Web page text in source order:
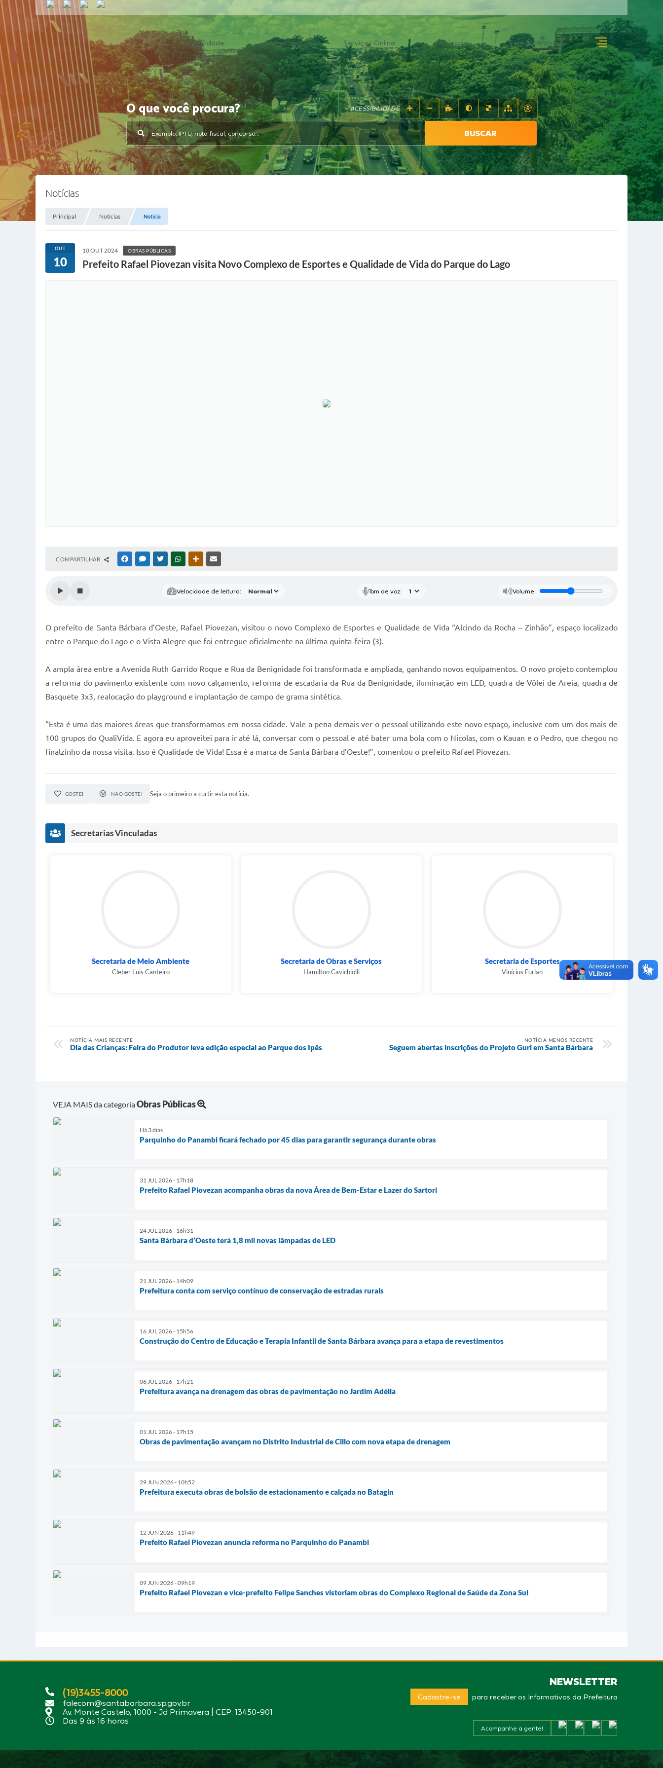
A Cidade Secretarias Serviços Online Ouvidoria Transparência
O que você procura?
BUSCAR
ACESSIBILIDADE
Notícias
Principal Notícias Notícia
OUT
10
10 OUT 2024 OBRAS PÚBLICAS
Prefeito Rafael Piovezan visita Novo Complexo de Esportes e Qualidade de Vida do Parque do Lago
COMPARTILHAR FACEBOOKMESSENGER
TWITTERWHATSAPPOUTRAS MÍDIAS
Velocidade de leitura: Tom de voz: Volume
O prefeito de Santa Bárbara d’Oeste, Rafael Piovezan, visitou o novo Complexo de Esportes e Qualidade de Vida “Alcindo da Rocha – Zinhão”, espaço localizado
entre o Parque do Lago e o Vista Alegre que foi entregue oficialmente na última quinta-feira (3).
A ampla área entre a Avenida Ruth Garrido Roque e Rua da Benignidade foi transformada e ampliada, ganhando novos equipamentos. O novo projeto contemplou
a reforma do pavimento existente com novo calçamento, reforma de escadaria da Rua da Benignidade, iluminação em LED, quadra de Vôlei de Areia, quadra de
Basquete 3x3, realocação do playground e implantação de campo de grama sintética.
“Esta é uma das maiores áreas que transformamos em nossa cidade. Vale a pena demais ver o pessoal utilizando este novo espaço, inclusive com um dos mais de
100 grupos do QualiVida. E agora eu aproveitei para ir até lá, conversar com o pessoal e até bater uma bola com o Nicolas, com o Kauan e o Pedro, que chegou no
finalzinho da nossa visita. Isso é Qualidade de Vida! Essa é a marca de Santa Bárbara d’Oeste!”, comentou o prefeito Rafael Piovezan.
GOSTEI NÃO GOSTEI Seja o primeiro a curtir esta notícia.
Secretarias Vinculadas
Secretaria de Meio Ambiente
Cleber Luis Canteiro
Secretaria de Obras e Serviços
Hamilton Cavichiolli
Secretaria de Esportes
Vinícius Furlan
NOTÍCIA MAIS RECENTE
Dia das Crianças: Feira do Produtor leva edição especial ao Parque dos Ipês
NOTÍCIA MENOS RECENTE
Seguem abertas inscrições do Projeto Guri em Santa Bárbara
VEJA MAIS da categoriaObras Públicas
Há 3 dias
Parquinho do Panambi ficará fechado por 45 dias para garantir segurança durante obras
31 JUL 2026 - 17h18
Prefeito Rafael Piovezan acompanha obras da nova Área de Bem-Estar e Lazer do Sartori
24 JUL 2026 - 16h31
Santa Bárbara d’Oeste terá 1,8 mil novas lâmpadas de LED
21 JUL 2026 - 14h09
Prefeitura conta com serviço contínuo de conservação de estradas rurais
16 JUL 2026 - 15h56
Construção do Centro de Educação e Terapia Infantil de Santa Bárbara avança para a etapa de revestimentos
06 JUL 2026 - 17h21
Prefeitura avança na drenagem das obras de pavimentação no Jardim Adélia
01 JUL 2026 - 17h15
Obras de pavimentação avançam no Distrito Industrial de Cillo com nova etapa de drenagem
29 JUN 2026 - 10h52
Prefeitura executa obras de bolsão de estacionamento e calçada no Batagin
12 JUN 2026 - 11h49
Prefeito Rafael Piovezan anuncia reforma no Parquinho do Panambi
09 JUN 2026 - 09h19
Prefeito Rafael Piovezan e vice-prefeito Felipe Sanches vistoriam obras do Complexo Regional de Saúde da Zona Sul
(19)3455-8000
falecom@santabarbara.sp.gov.br
Av. Monte Castelo, 1000 - Jd Primavera | CEP: 13450-901
Das 9 às 16 horas
NEWSLETTER
Cadastre-se para receber os Informativos da Prefeitura
Acompanhe a gente!